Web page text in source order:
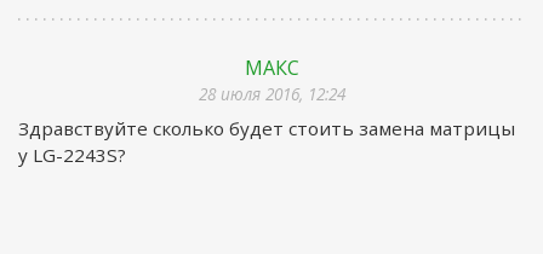
МАКС
28 июля 2016, 12:24
Здравствуйте сколько будет стоить замена матрицы
у LG-2243S?